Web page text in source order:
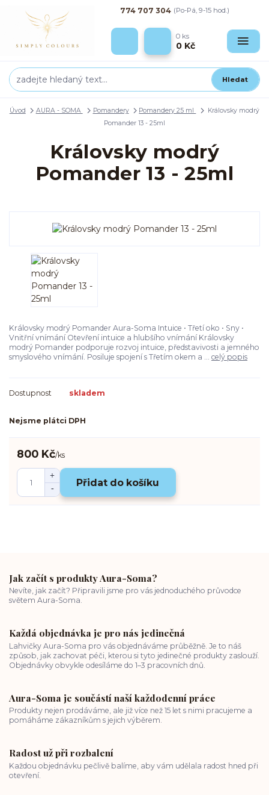
Hledat
774 707 304 (Po-Pá, 9-15 hod.)
0 ks
0 Kč
Úvod AURA - SOMA Pomandery Pomandery 25 ml
Královsky modrý
Pomander 13 - 25ml
Královsky modrý
Pomander 13 - 25ml
Královsky modrý Pomander Aura-Soma Intuice • Třetí oko • Sny •
Vnitřní vnímání Otevření intuice a hlubšího vnímání Královsky
modrý Pomander podporuje rozvoj intuice, představivosti a jemného
smyslového vnímání. Posiluje spojení s Třetím okem a ... celý popis
Dostupnost skladem
Nejsme plátci DPH
800 Kč/ks
Přidat do košíku
Jak začít s produkty Aura-Soma?
Nevíte, jak začít? Připravili jsme pro vás jednoduchého průvodce
světem Aura-Soma.
Každá objednávka je pro nás jedinečná
Lahvičky Aura-Soma pro vás objednáváme průběžně. Je to náš
způsob, jak zachovat péči, kterou si tyto jedinečné produkty zaslouží.
Objednávky obvykle odesíláme do 1–3 pracovních dnů.
Aura-Soma je součástí naší každodenní práce
Produkty nejen prodáváme, ale již více než 15 let s nimi pracujeme a
pomáháme zákazníkům s jejich výběrem.
Radost už při rozbalení
Každou objednávku pečlivě balíme, aby vám udělala radost hned při
otevření.